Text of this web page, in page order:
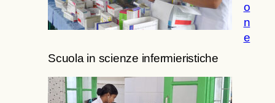
o
n
e
Scuola in scienze infermieristiche